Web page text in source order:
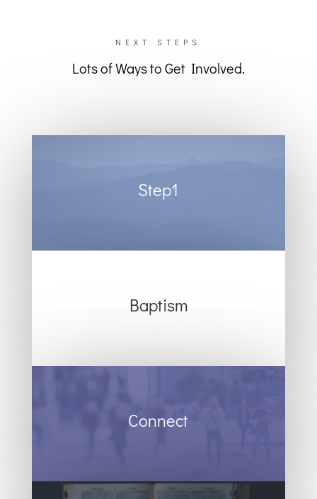
NEXT STEPS
Lots of Ways to Get Involved.
Step1
Baptism
Connect